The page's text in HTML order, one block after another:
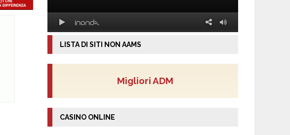
LISTA DI SITI NON AAMS
Migliori ADM
CASINO ONLINE